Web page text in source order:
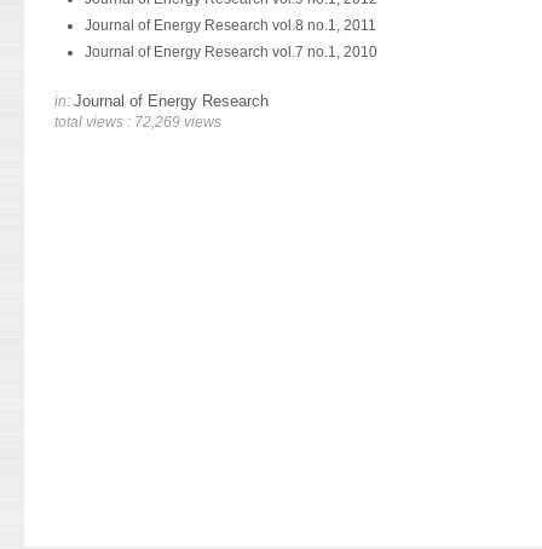
Keyword :Analytical Network Process, Key Performance
Download journal.
คำสำคัญ :
เมทิลเอสเทอร์, กลีเซอรอล, การแตกตัวด้วยความร้อน, แก๊สอ
of the voltage prediction is 5.7%. The supercapacitor model
indicates the state of the stored energy has 2.0% error. In
the energy source models presented have adequate accuracy
Keywords :
ปล่องมากที่สุดเพื่อทำให้เกิดแรงผลักดันและดึงอากาศในกล่องทดลอง
ด้านสภาพอากาศโดยรอบกล่องทดลองด้วย จากนั้นนำผลที่ได้มาเปรียบ
อัตราการระบายอากาศแปรผันตรงกับระดับระดับความเข้มรังสีอาทิตย์
ในกล่องทดลองมีค่าต่ำสุด 0.03 m3/s ที่ความร้อน 300 วัตต์ต่อตารางเ
Journal of Energy Research vol.8 no.1, 2011
Journal of Energy Research vol.7 no.1, 2010
in: Journal of Energy Research
total views : 72,269 views